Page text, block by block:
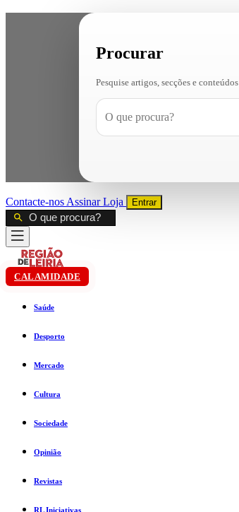
Procurar
Pesquise artigos, secções e conteúdos
Contacte-nos AssinarLoja Entrar
CALAMIDADE
Saúde
Desporto
Mercado
Cultura
Sociedade
Opinião
Revistas
RL Iniciativas